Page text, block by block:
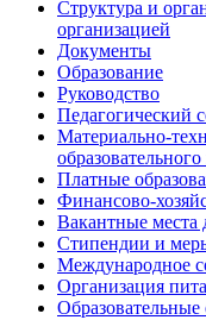
Структура и
организацией
Документы
Образование
Руководство
Педагогический
Материально-
Платные
Финансово-
Вакантные места
Стипендии и
Международное
Организация
Образовательные